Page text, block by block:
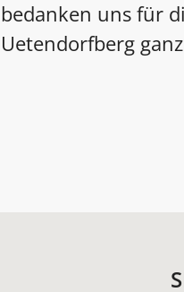
bedanken uns für
Uetendorfberg